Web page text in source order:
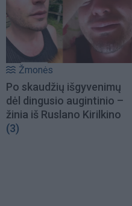
Žmonės
Po skaudžių išgyvenimų
dėl dingusio augintinio –
žinia iš Ruslano Kirilkino
(3)